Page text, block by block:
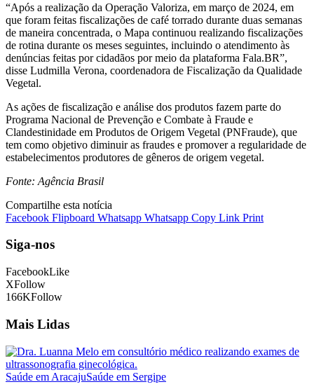
“Após a realização da Operação Valoriza, em março de 2024, em
que foram feitas fiscalizações de café torrado durante duas semanas
de maneira concentrada, o Mapa continuou realizando fiscalizações
de rotina durante os meses seguintes, incluindo o atendimento às
denúncias feitas por cidadãos por meio da plataforma Fala.BR”,
disse Ludmilla Verona, coordenadora de Fiscalização da Qualidade
Vegetal.
As ações de fiscalização e análise dos produtos fazem parte do
Programa Nacional de Prevenção e Combate à Fraude e
Clandestinidade em Produtos de Origem Vegetal (PNFraude), que
tem como objetivo diminuir as fraudes e promover a regularidade de
estabelecimentos produtores de gêneros de origem vegetal.
Fonte: Agência Brasil
Compartilhe esta notícia
Facebook Flipboard Whatsapp Whatsapp Copy Link Print
Siga-nos
FacebookLike
XFollow
166KFollow
Mais Lidas
Saúde em AracajuSaúde em Sergipe